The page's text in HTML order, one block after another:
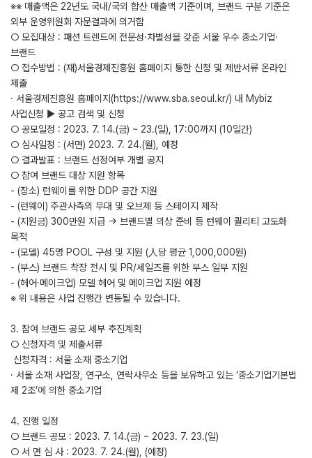
※※ 매출액은 22년도 국내/국외 합산 매출액 기준이며, 브랜드 구분 기준은
외부 운영위원회 자문결과에 의거함
○ 모집대상 : 패션 트렌드에 전문성·차별성을 갖춘 서울 우수 중소기업·
브랜드
○ 접수방법 : (재)서울경제진흥원 홈페이지 통한 신청 및 제반서류 온라인
제출
· 서울경제진흥원 홈페이지(https://www.sba.seoul.kr/) 내 Mybiz
사업신청 ▶ 공고 검색 및 신청
○ 공모일정 : 2023. 7. 14.(금) ~ 23.(일), 17:00까지 (10일간)
○ 심사일정 : (서면) 2023. 7. 24.(월), 예정
○ 결과발표 : 브랜드 선정여부 개별 공지
○ 참여 브랜드 대상 지원 항목
- (장소) 런웨이를 위한 DDP 공간 지원
- (런웨이) 주관사측의 무대 및 오브제 등 스테이지 제작
- (지원금) 300만원 지급 → 브랜드별 의상 준비 등 런웨이 퀄리티 고도화
목적
- (모델) 45명 POOL 구성 및 지원 (⼈당 평균 1,000,000원)
- (부스) 브랜드 착장 전시 및 PR/세일즈를 위한 부스 일부 지원
- (헤어·메이크업) 모델 헤어 및 메이크업 지원 예정
※ 위 내용은 사업 진행간 변동될 수 있습니다.
3. 참여 브랜드 공모 세부 추진계획
○ 신청자격 및 제출서류
­ 신청자격 : 서울 소재 중소기업
· 서울 소재 사업장, 연구소, 연락사무소 등을 보유하고 있는 ‘중소기업기본법
제 2조’에 의한 중소기업
4. 진행 일정
○ 브랜드 공모 : 2023. 7. 14.(금) ~ 2023. 7. 23.(일)
○ 서 면 심 사 : 2023. 7. 24.(월), (예정)